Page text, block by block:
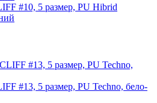
#10, 5 размер, PU Hibrid
#13, 5 размер, PU Techno, бело-